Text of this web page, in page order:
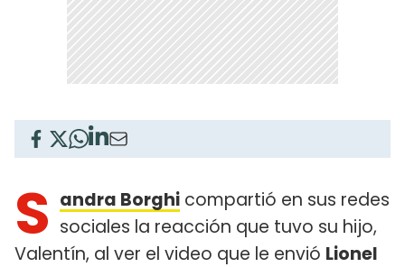
S andra Borghi compartió en sus redes
sociales la reacción que tuvo su hijo,
Valentín, al ver el video que le envió Lionel